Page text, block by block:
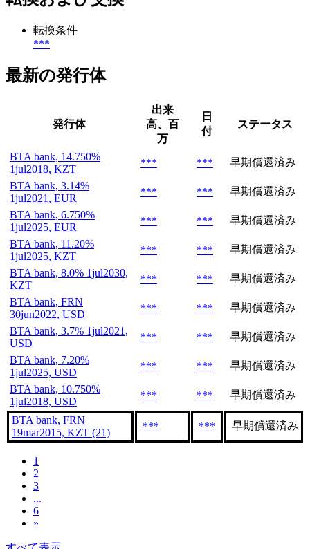
転換条件
***
最新の発行体
発行体
出来
高、百
万
日
付
ステータス
BTA bank, 14.750%
1jul2018, KZT
*** ***
早期償還済み
BTA bank, 3.14%
1jul2021, EUR
*** ***
早期償還済み
BTA bank, 6.750%
1jul2025, EUR
*** ***
早期償還済み
BTA bank, 11.20%
1jul2025, KZT
*** ***
早期償還済み
BTA bank, 8.0% 1jul2030,
KZT
*** ***
早期償還済み
BTA bank, FRN
30jun2022, USD
*** ***
早期償還済み
BTA bank, 3.7% 1jul2021,
USD
*** ***
早期償還済み
BTA bank, 7.20%
1jul2025, USD
*** ***
早期償還済み
BTA bank, 10.750%
1jul2018, USD
*** *** 早期償還済み
BTA bank, FRN
19mar2015, KZT (21)
*** *** 早期償還済み
1
2
3
...
6
»